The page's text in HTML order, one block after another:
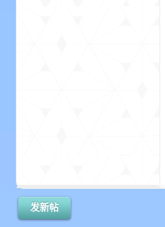
坛 发新帖